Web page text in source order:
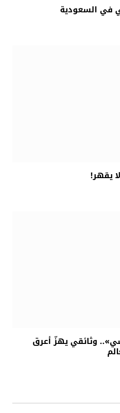
في السعودية
يقهر!
وثائقي يهزّ أعرق